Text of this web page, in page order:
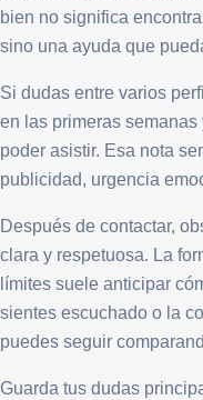
bien no significa
sino una ayuda que
Si dudas entre varios
en las primeras
poder asistir. Esa nota
publicidad, urgencia
Después de contactar,
clara y respetuosa. La
límites suele anticipar
sientes escuchado o la
puedes seguir
Guarda tus dudas